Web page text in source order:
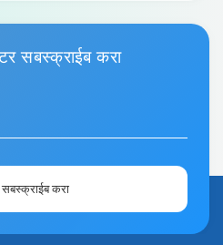
सबस्क्राईब करा
करा